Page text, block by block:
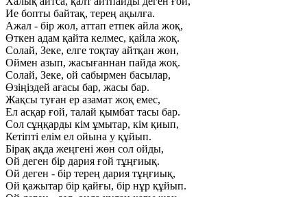
Ие бопты байтақ, терең ақылға.
Ажал - бір жол, аттап етпек айла жоқ,
Өткен адам қайта келмес, қайла жоқ.
Солай, Зеке, елге тоқтау айтқан жөн,
Оймен азып, жасығаннан пайда жоқ.
Солай, Зеке, ой сабырмен басылар,
Өзіңіздей ағасы бар, жасы бар.
Жақсы туған ер азамат жоқ емес,
Ел асқар ғой, талай қымбат тасы бар.
Сол сұңқарды кім ұмытар, кім қиып,
Кетіпті елім ел ойына у құйып.
Бірақ ақда жеңгені жөн сол ойды,
Ой деген бір дария ғой тұңғиық.
Ой деген - бір терең дария тұңғиық,
Ой қажытар бір қайғы, бір нұр құйып.